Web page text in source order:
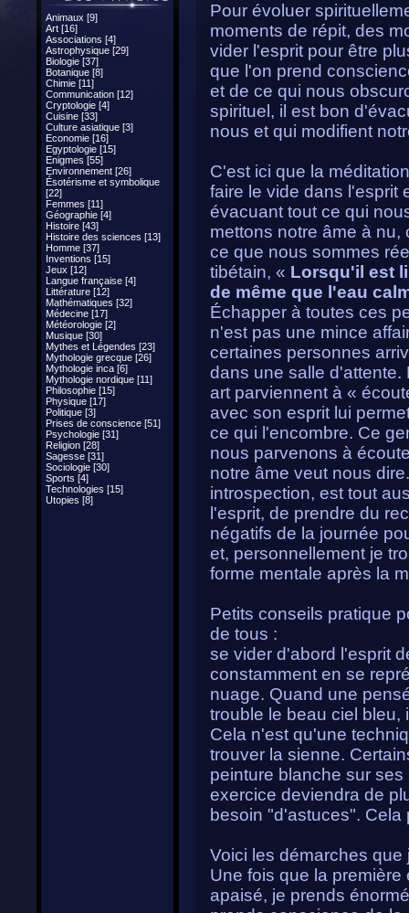
Animaux [9]
Art [16]
Associations [4]
Astrophysique [29]
Biologie [37]
Botanique [8]
Chimie [11]
Communication [12]
Cryptologie [4]
Cuisine [33]
Culture asiatique [3]
Economie [16]
Egyptologie [15]
Enigmes [55]
Environnement [26]
Ésotérisme et symbolique
[22]
Femmes [11]
Géographie [4]
Histoire [43]
Histoire des sciences [13]
Homme [37]
Inventions [15]
Jeux [12]
Langue française [4]
Littérature [12]
Mathématiques [32]
Médecine [17]
Météorologie [2]
Musique [30]
Mythes et Légendes [23]
Mythologie grecque [26]
Mythologie inca [6]
Mythologie nordique [11]
Philosophie [15]
Physique [17]
Politique [3]
Prises de conscience [51]
Psychologie [31]
Religion [28]
Sagesse [31]
Sociologie [30]
Sports [4]
Technologies [15]
Utopies [8]
Pour évoluer
moments de répit, des
vider l'esprit pour être
que l'on prend
et de ce qui nous
spirituel, il est bon
nous et qui modifient
C'est ici que la
faire le vide dans l'esprit
évacuant tout ce qui
mettons notre âme à
ce que nous sommes
tibétain, « Lorsqu'il est
de même que l'eau
Échapper à toutes ces
n'est pas une mince
certaines personnes
dans une salle d'attente.
art parviennent à «
avec son esprit lui
ce qui l'encombre. Ce
nous parvenons à
notre âme veut nous
introspection, est tout
l'esprit, de prendre du
négatifs de la journée
et, personnellement je
forme mentale après la
Petits conseils pratique
de tous :
se vider d'abord l'esprit
constamment en se
nuage. Quand une
trouble le beau ciel bleu,
Cela n'est qu'une
trouver la sienne.
peinture blanche sur
exercice deviendra de
besoin "d'astuces".
Voici les démarches que
Une fois que la
apaisé, je prends